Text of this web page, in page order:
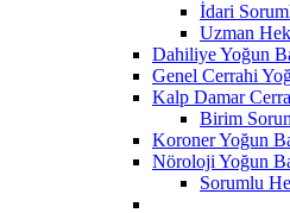
İdari
Uzman
Dahiliye Yoğun
Genel Cerrahi
Kalp Damar
Birim
Koroner Yoğun
Nöroloji Yoğun
Sorumlu